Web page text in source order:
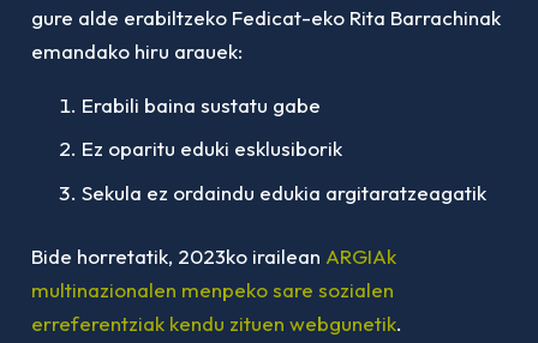
gure alde erabiltzeko Fedicat-eko Rita Barrachinak
emandako hiru arauek:
Erabili baina sustatu gabe
Ez oparitu eduki esklusiborik
Sekula ez ordaindu edukia argitaratzeagatik
Bide horretatik, 2023ko irailean ARGIAk
multinazionalen menpeko sare sozialen
erreferentziak kendu zituen webgunetik.